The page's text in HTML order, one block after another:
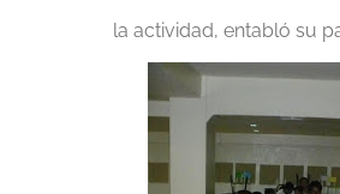
la actividad, entabló su